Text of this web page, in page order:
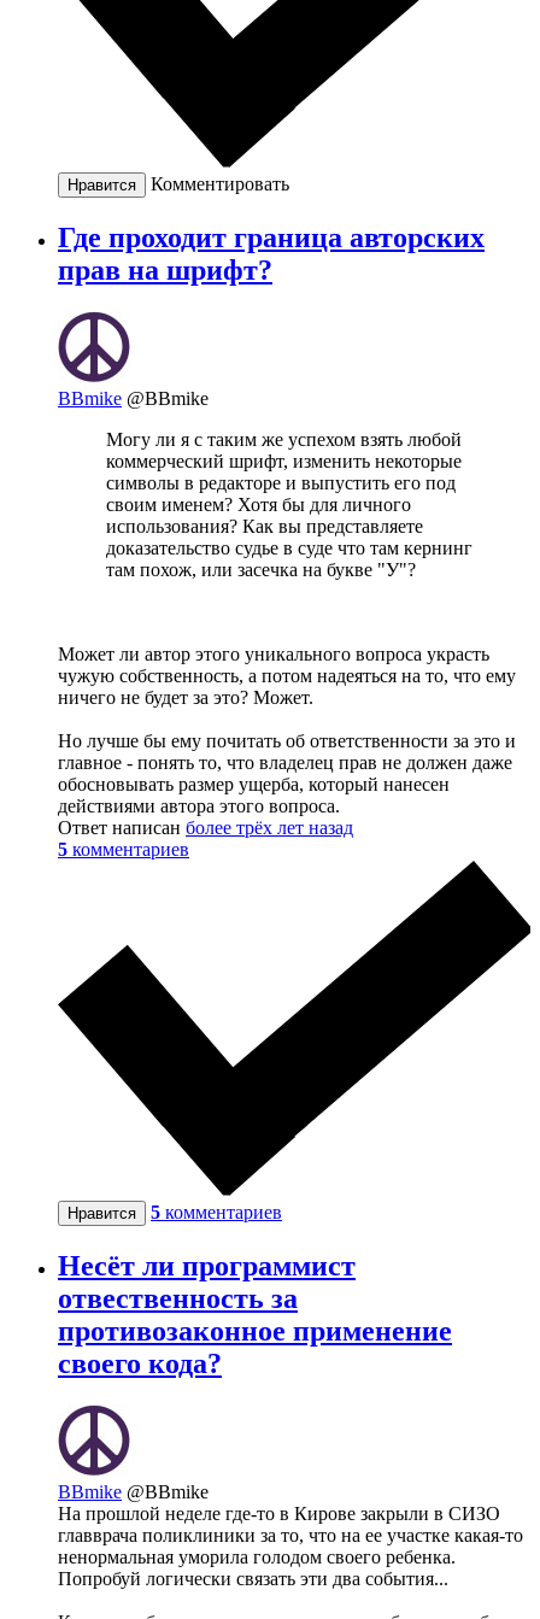
Нравится Комментировать
Где проходит граница авторских
прав на шрифт?
BBmike @BBmike
Могу ли я с таким же успехом взять любой
коммерческий шрифт, изменить некоторые
символы в редакторе и выпустить его под
своим именем? Хотя бы для личного
использования? Как вы представляете
доказательство судье в суде что там кернинг
там похож, или засечка на букве "У"?
Может ли автор этого уникального вопроса украсть
чужую собственность, а потом надеяться на то, что ему
ничего не будет за это? Может.
Но лучше бы ему почитать об ответственности за это и
главное - понять то, что владелец прав не должен даже
обосновывать размер ущерба, который нанесен
действиями автора этого вопроса.
Ответ написан более трёх лет назад
5 комментариев
Нравится 5 комментариев
Несёт ли программист
отвественность за
противозаконное применение
своего кода?
BBmike @BBmike
На прошлой неделе где-то в Кирове закрыли в СИЗО
главврача поликлиники за то, что на ee участке какая-то
ненормальная уморила голодом своего ребенка.
Попробуй логически связать эти два события...